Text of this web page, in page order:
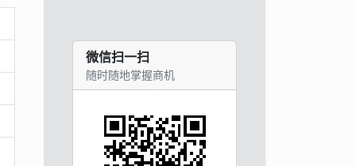
微信扫一扫
随时随地掌握商机